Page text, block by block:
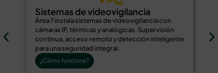
Sistemas de videovigilancia
Área 7 instala sistemas de videovigilancia con
cámaras IP, térmicas y analógicas. Supervisión
continua, acceso remoto y detección inteligente
para una seguridad integral.
¿Cómo funciona?